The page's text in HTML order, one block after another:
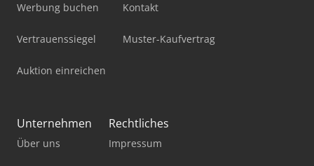
Werbung buchen
Vertrauenssiegel
Auktion einreichen
Kontakt
Muster-Kaufvertrag
Unternehmen
Über uns
Rechtliches
Impressum